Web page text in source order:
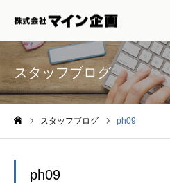
スタッフブログ
スタッフブログ ph09
ph09